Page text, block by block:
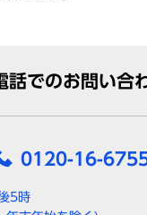
話でのお問い合
0120-16-
5時